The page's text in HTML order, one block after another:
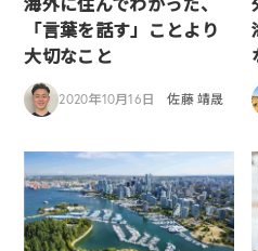
「言葉を話す」ことより
大切なこと
2020年10月16日 佐藤 靖晟